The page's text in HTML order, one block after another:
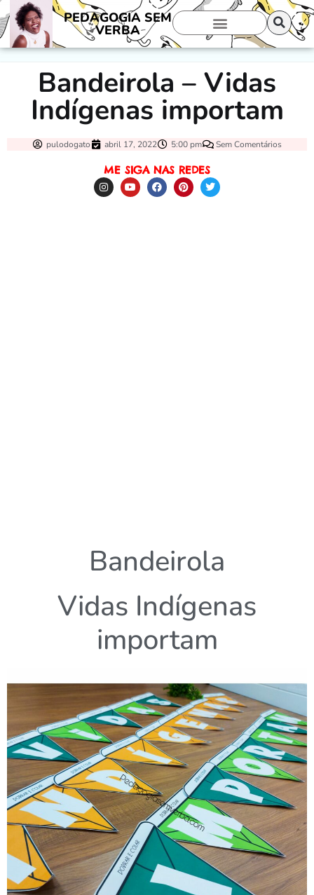
PEDAGOGIA SEM
VERBA
Bandeirola – Vidas
Indígenas importam
pulodogato abril 17, 2022 5:00 pm Sem Comentários
ME SIGA NAS REDES
Bandeirola
Vidas Indígenas
importam